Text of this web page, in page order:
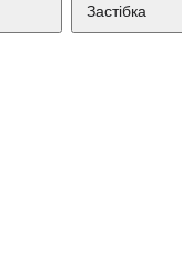
Застібка